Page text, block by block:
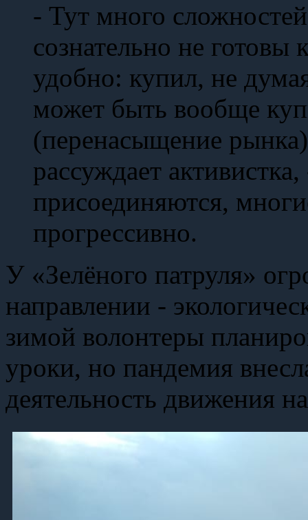
- Тут много
сознательно не
удобно: купил, не
может быть вообще
(перенасыщение
рассуждает
присоединяются,
прогрессивно.
У «Зелёного патруля»
направлении -
зимой волонтеры
уроки, но пандемия
деятельность движения